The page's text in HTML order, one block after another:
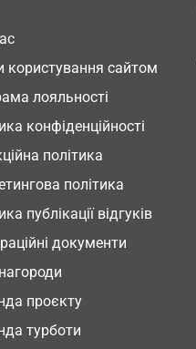
користування сайтом
лояльності
конфіденційності
політика
політика
публікації відгуків
документи
проєкту
турботи